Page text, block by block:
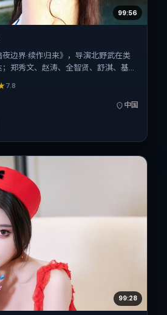
99:56
边界·续作归来》，导演北野武在类
郑秀文、赵涛、全智贤、舒淇、基里
承担多重关系线。故事类型为战争，
国大陆。上映时间 2021年4月13日
13），全片136分钟，节奏张弛有
7.8
中国
99:28